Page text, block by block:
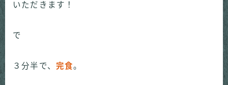
いただきます！
で
３分半で、 完食。